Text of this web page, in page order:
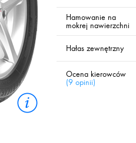
Hamowanie na
mokrej nawierzchni
Hałas zewnętrzny
Ocena kierowców
(9 opinii)